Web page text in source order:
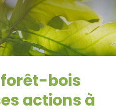
forêt-bois
actions à